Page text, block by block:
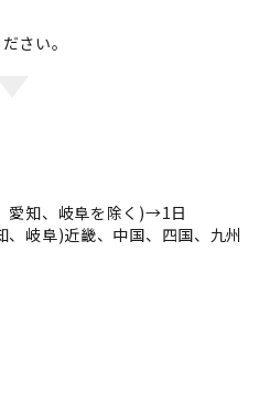
さい。
愛知、岐阜を除く)→1日
岐阜)近畿、中国、四国、九州